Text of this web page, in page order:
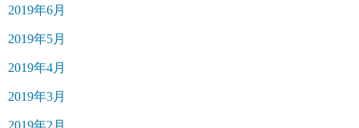
2019年6月
2019年5月
2019年4月
2019年3月
2019年2月